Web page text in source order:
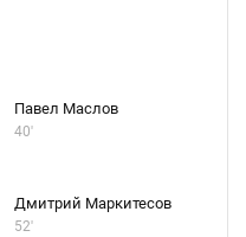
Павел Маслов
40'
Дмитрий Маркитесов
52'